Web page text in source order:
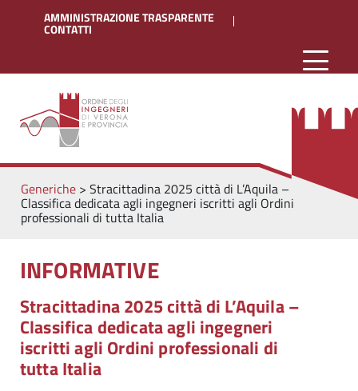
AMMINISTRAZIONE TRASPARENTE
CONTATTI
Generiche> Stracittadina 2025 città di L’Aquila –
Classifica dedicata agli ingegneri iscritti agli Ordini
professionali di tutta Italia
INFORMATIVE
Stracittadina 2025 città di L’Aquila –
Classifica dedicata agli ingegneri
iscritti agli Ordini professionali di
tutta Italia